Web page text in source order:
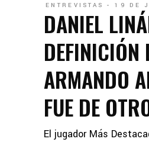
ENTREVISTAS 19 DE
DANIEL
DEFINICIÓN
ARMANDO
FUE DE
El jugador Más